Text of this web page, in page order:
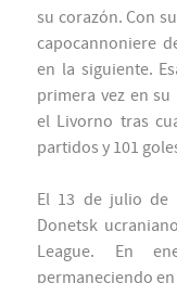
su corazón. Con
capocannoniere
en la siguiente.
primera vez en
el Livorno tras
partidos y 101
El 13 de julio de
Donetsk
League. En
permaneciendo en